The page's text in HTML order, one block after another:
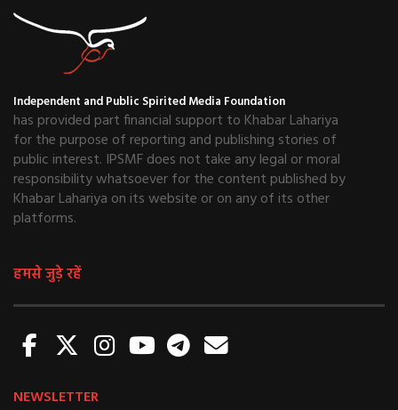
Independent and Public Spirited Media Foundation
has provided part financial support to Khabar Lahariya
for the purpose of reporting and publishing stories of
public interest. IPSMF does not take any legal or moral
responsibility whatsoever for the content published by
Khabar Lahariya on its website or on any of its other
platforms.
हमसे जुड़े रहें
NEWSLETTER